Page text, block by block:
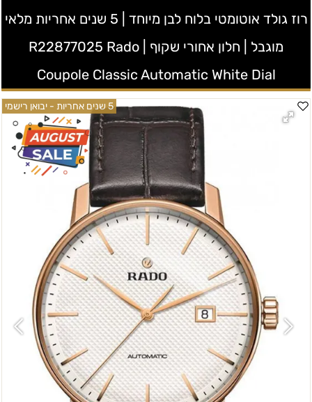
רוז גולד אוטומטי בלוח לבן מיוחד | 5 שנים אחריות מלאי
מוגבל | חלון אחורי שקוף | R22877025 Rado
Coupole Classic Automatic White Dial
5 שנים אחריות - יבואן רישמי